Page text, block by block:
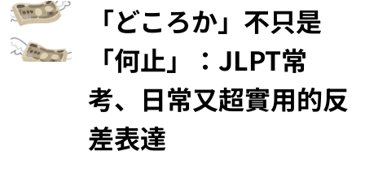
「どころか」不只是
「何止」：JLPT常
考、日常又超實用的反
差表達